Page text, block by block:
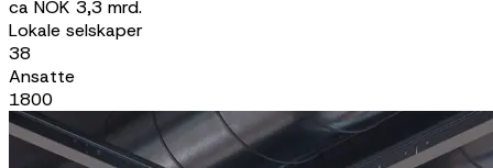
ca NOK 3,3 mrd.
Lokale selskaper
38
Ansatte
1800